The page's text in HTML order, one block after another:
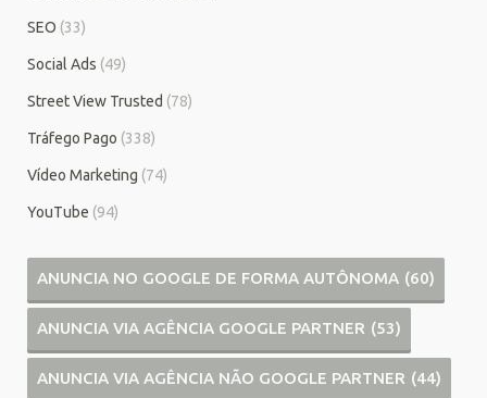
SEO (33)
Social Ads (49)
Street View Trusted (78)
Tráfego Pago (338)
Vídeo Marketing (74)
YouTube (94)
ANUNCIA NO GOOGLE DE FORMA AUTÔNOMA (60)
ANUNCIA VIA AGÊNCIA GOOGLE PARTNER (53)
ANUNCIA VIA AGÊNCIA NÃO GOOGLE PARTNER (44)